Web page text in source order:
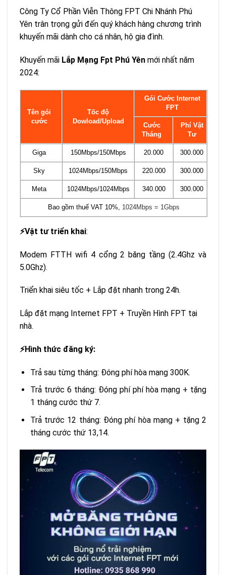
Công Ty Cổ Phần Viễn Thông FPT Chi Nhánh Phú
Yên trân trọng gửi đến quý khách hàng chương trình
khuyến mãi dành cho cá nhân, hộ gia đình.
Khuyến mãi Lắp Mạng Fpt Phú Yên mới nhất năm
2024:
Tên gói
cước
Tốc độ
Dowload/Upload
Gói Cước Internet
FPT
Cước
Tháng
Phí Vật
Tư
Giga 150Mbps/150Mbps 20.000 300.000
Sky 1024Mbps/150Mbps 220.000 300.000
Meta 1024Mbps/1024Mbps 340.000 300.000
Bao gồm thuế VAT 10%, 1024Mbps = 1Gbps
⚡️Vật tư triển khai:
Modem FTTH wifi 4 cổng 2 băng tầng (2.4Ghz và
5.0Ghz).
Triển khai siêu tốc + Lắp đặt nhanh trong 24h.
Lắp đặt mạng Internet FPT + Truyền Hình FPT tại
nhà.
⚡️Hình thức đăng ký:
Trả sau từng tháng: Đóng phí hòa mạng 300K.
Trả trước 6 tháng: Đóng phí phí hòa mạng + tặng
1 tháng cước thứ 7.
Trả trước 12 tháng: Đóng phí hòa mạng + tặng 2
tháng cước thứ 13,14.